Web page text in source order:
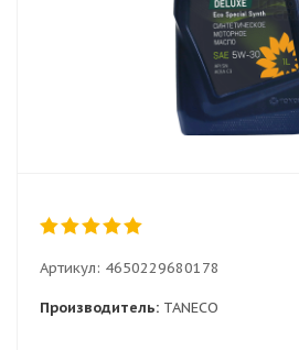
Артикул: 4650229680178
Производитель: TANECO